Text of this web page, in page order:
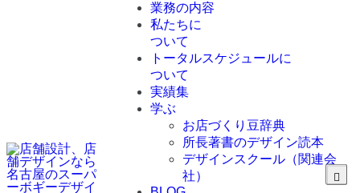
業務の内容
私たちに
ついて
トータルスケジュールに
ついて
実績集
学ぶ
お店づくり豆辞典
所長著書のデザイン読本
デザインスクール（関連会
社）